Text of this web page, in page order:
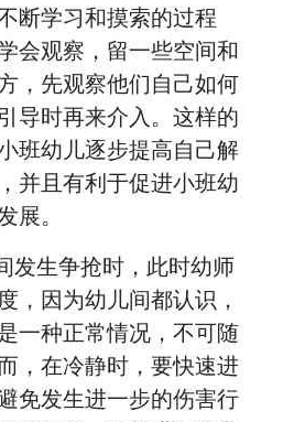
断学习和摸索的过程
会观察，留一些空间和
，先观察他们自己如何
导时再来介入。这样的
班幼儿逐步提高自己解
并且有利于促进小班幼
展。
发生争抢时，此时幼师
，因为幼儿间都认识，
一种正常情况，不可随
，在冷静时，要快速进
免发生进一步的伤害行